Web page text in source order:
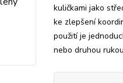
kuličkami jako
ke zlepšení
použití je
nebo druhou